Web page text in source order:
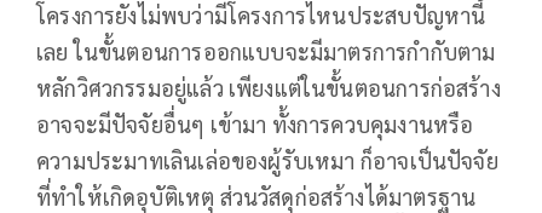
โครงการยังไม่พบว่ามีโครงการไหนประสบปัญหานี้
เลย ในขั้นตอนการออกแบบจะมีมาตรการกำกับตาม
หลักวิศวกรรมอยู่แล้ว เพียงแต่ในขั้นตอนการก่อสร้าง
อาจจะมีปัจจัยอื่นๆ เข้ามา ทั้งการควบคุมงานหรือ
ความประมาทเลินเล่อของผู้รับเหมา ก็อาจเป็นปัจจัย
ที่ทำให้เกิดอุบัติเหตุ ส่วนวัสดุก่อสร้างได้มาตรฐาน